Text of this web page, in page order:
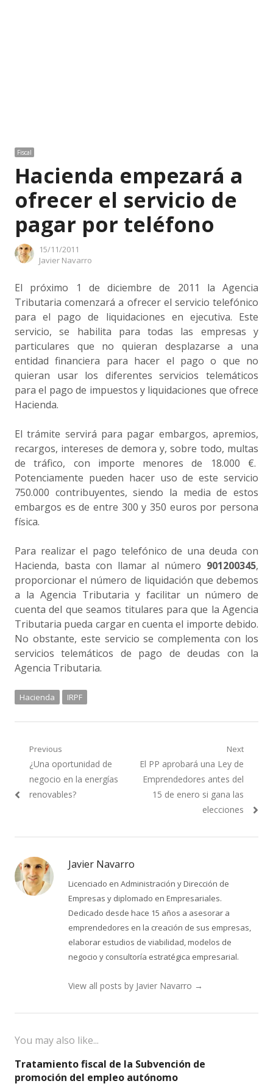
Fiscal
Hacienda empezará a
ofrecer el servicio de
pagar por teléfono
15/11/2011
Author
Javier Navarro
El próximo 1 de diciembre de 2011 la Agencia
Tributaria comenzará a ofrecer el servicio telefónico
para el pago de liquidaciones en ejecutiva. Este
servicio, se habilita para todas las empresas y
particulares que no quieran desplazarse a una
entidad financiera para hacer el pago o que no
quieran usar los diferentes servicios telemáticos
para el pago de impuestos y liquidaciones que ofrece
Hacienda.
El trámite servirá para pagar embargos, apremios,
recargos, intereses de demora y, sobre todo, multas
de tráfico, con importe menores de 18.000 €.
Potenciamente pueden hacer uso de este servicio
750.000 contribuyentes, siendo la media de estos
embargos es de entre 300 y 350 euros por persona
física.
Para realizar el pago telefónico de una deuda con
Hacienda, basta con llamar al número 901200345,
proporcionar el número de liquidación que debemos
a la Agencia Tributaria y facilitar un número de
cuenta del que seamos titulares para que la Agencia
Tributaria pueda cargar en cuenta el importe debido.
No obstante, este servicio se complementa con los
servicios telemáticos de pago de deudas con la
Agencia Tributaria.
Hacienda IRPF
Navegación
de
entradas
Previous
Previous
post:
¿Una oportunidad de
negocio en la energías
renovables?
Next
Next
post:
El PP aprobará una Ley de
Emprendedores antes del
15 de enero si gana las
elecciones
Javier Navarro
Licenciado en Administración y Dirección de
Empresas y diplomado en Empresariales.
Dedicado desde hace 15 años a asesorar a
emprendedores en la creación de sus empresas,
elaborar estudios de viabilidad, modelos de
negocio y consultoría estratégica empresarial.
View all posts by Javier Navarro →
You may also like...
Tratamiento fiscal de la Subvención de
promoción del empleo autónomo